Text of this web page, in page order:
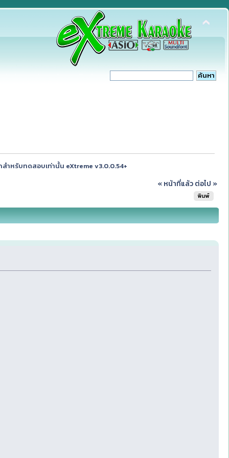
สำหรับทดสอบเท่านั้น eXtreme v3.0.0.54+
« หน้าที่แล้ว ต่อไป »
พิมพ์